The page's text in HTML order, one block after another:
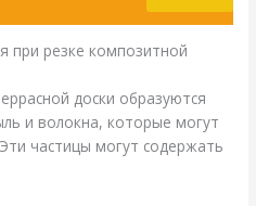
при резке композитной
доски образуются
и волокна, которые могут
частицы могут содержать